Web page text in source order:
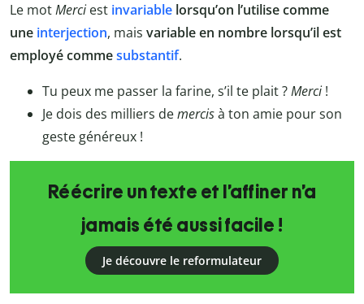
Le motMerci est invariable lorsqu’on l’utilise comme
une interjection, mais variable en nombre lorsqu’il est
employé commesubstantif.
Tu peux me passer la farine, s’il te plait ?Merci !
Je dois des milliers demercisà ton amie pour son
geste généreux !
Réécrire un texte et l’affiner n’a
jamais été aussi facile !
Je découvre le reformulateur